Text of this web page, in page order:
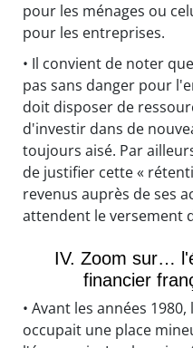
pour les ménages ou
pour les entreprises.
• Il convient de noter
pas sans danger pour
doit disposer de
d'investir dans de
toujours aisé. Par
de justifier cette «
revenus auprès de ses
attendent le versement
IV. Zoom sur…
financier
• Avant les années
occupait une place